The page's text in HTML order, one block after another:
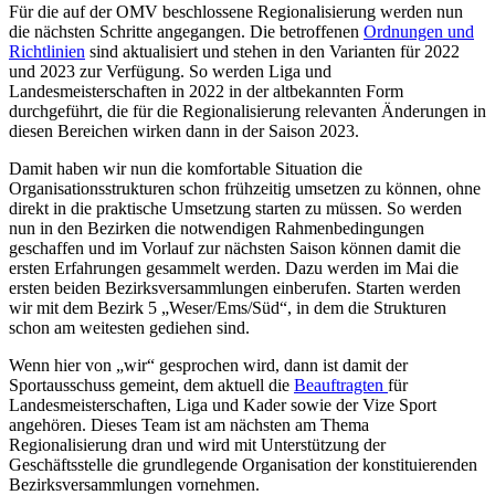
Für die auf der OMV beschlossene Regionalisierung werden nun
die nächsten Schritte angegangen. Die betroffenen Ordnungen und
Richtlinien sind aktualisiert und stehen in den Varianten für 2022
und 2023 zur Verfügung. So werden Liga und
Landesmeisterschaften in 2022 in der altbekannten Form
durchgeführt, die für die Regionalisierung relevanten Änderungen in
diesen Bereichen wirken dann in der Saison 2023.
Damit haben wir nun die komfortable Situation die
Organisationsstrukturen schon frühzeitig umsetzen zu können, ohne
direkt in die praktische Umsetzung starten zu müssen. So werden
nun in den Bezirken die notwendigen Rahmenbedingungen
geschaffen und im Vorlauf zur nächsten Saison können damit die
ersten Erfahrungen gesammelt werden. Dazu werden im Mai die
ersten beiden Bezirksversammlungen einberufen. Starten werden
wir mit dem Bezirk 5 „Weser/Ems/Süd“, in dem die Strukturen
schon am weitesten gediehen sind.
Wenn hier von „wir“ gesprochen wird, dann ist damit der
Sportausschuss gemeint, dem aktuell die Beauftragten für
Landesmeisterschaften, Liga und Kader sowie der Vize Sport
angehören. Dieses Team ist am nächsten am Thema
Regionalisierung dran und wird mit Unterstützung der
Geschäftsstelle die grundlegende Organisation der konstituierenden
Bezirksversammlungen vornehmen.